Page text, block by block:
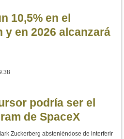
10,5% en el
y en 2026 alcanzará
podría ser el
de SpaceX
Zuckerberg absteniéndose de interferir